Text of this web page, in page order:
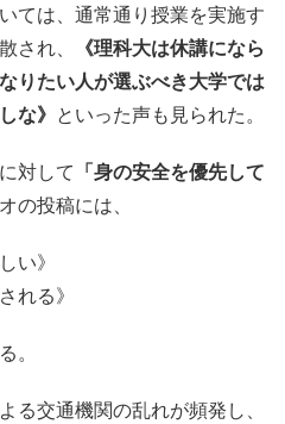
ては、通常通り授業を実施す
され、
《理科大は休講になら
りたい人が選ぶべき大学では
な》 といった声も見られた。
対して
「身の安全を優先して
の投稿には、
い》
れる》
。
交通機関の乱れが頻発し、